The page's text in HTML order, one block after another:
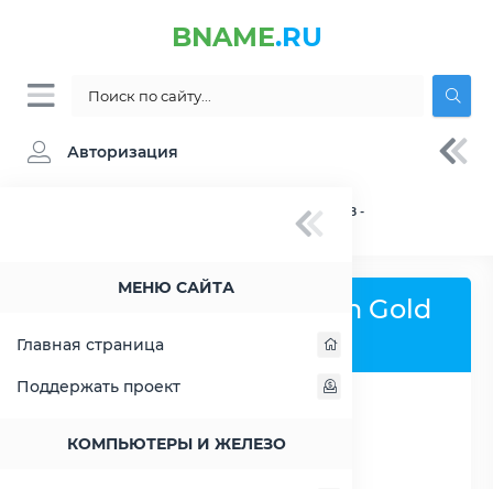
BNAME.RU
Авторизация
МЕНЮ САЙТА
Главная страница
Поддержать проект
КОМПЬЮТЕРЫ И ЖЕЛЕЗО
» Процессор Intel Xeon Gold 5218 -
Процессор Intel Xeon Gold